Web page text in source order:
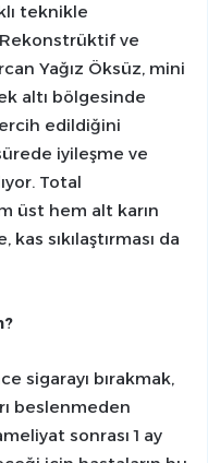
teknikle
Rekonstrüktif ve
Yağız Öksüz, mini
altı bölgesinde
edildiğini
iyileşme ve
Total
üst hem alt karın
sıkılaştırması da
sigarayı bırakmak,
beslenmeden
sonrası 1 ay